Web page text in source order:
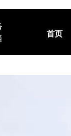
首页